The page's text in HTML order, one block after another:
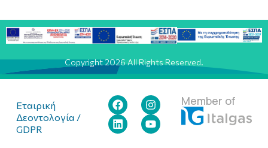
Copyright 2026 All Rights Reserved.
Εταιρική
Δεοντολογία /
GDPR
Member of